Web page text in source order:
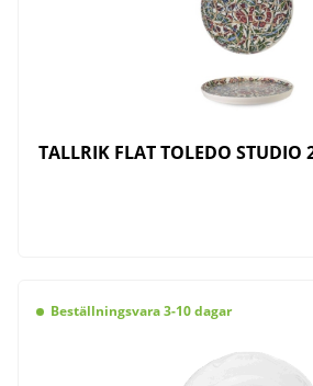
TALLRIK FLAT TOLEDO STUDIO
Beställningsvara 3-10 dagar